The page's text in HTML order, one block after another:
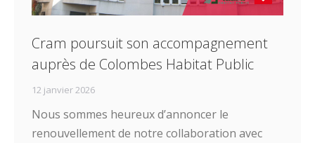
Cram poursuit son accompagnement
auprès de Colombes Habitat Public
12 janvier 2026
Nous sommes heureux d’annoncer le
renouvellement de notre collaboration avec